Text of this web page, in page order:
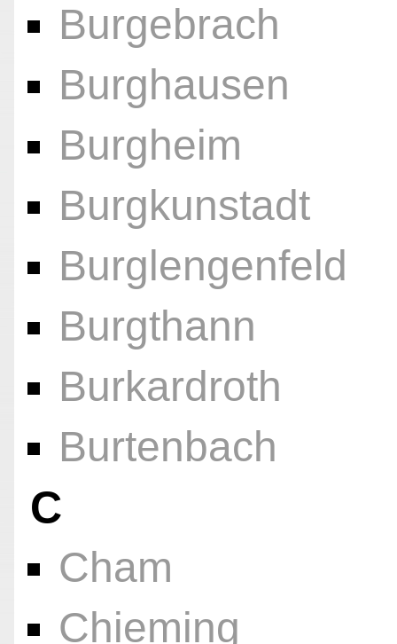
Burgebrach
Burghausen
Burgheim
Burgkunstadt
Burglengenfeld
Burgthann
Burkardroth
Burtenbach
C
Cham
Chieming